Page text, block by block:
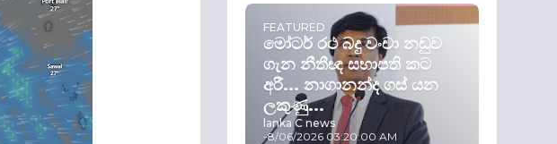
FEATURED
මෝටර් රථ බදු වංචා නඩුව
ගැන නීතීඥ සභාපති කට
අරී... නාගානන්ද ගස් යන
ලකුණු...
lanka C news
-8/06/2026 03:20:00 AM